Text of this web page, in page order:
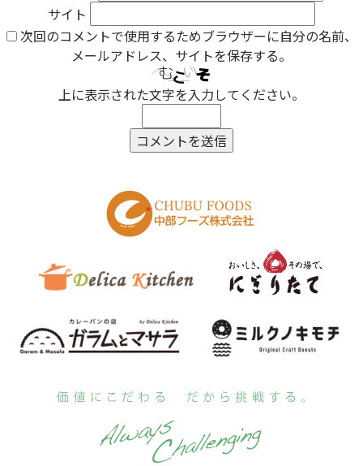
サイト
次回のコメントで使用するためブラウザーに自分の名前、
メールアドレス、サイトを保存する。
上に表示された文字を入力してください。